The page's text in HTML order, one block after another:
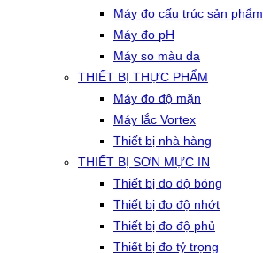
Máy đo cấu trúc sản phẩm
Máy đo pH
Máy so màu da
THIẾT BỊ THỰC PHẨM
Máy đo độ mặn
Máy lắc Vortex
Thiết bị nhà hàng
THIẾT BỊ SƠN MỰC IN
Thiết bị đo độ bóng
Thiết bị đo độ nhớt
Thiết bị đo độ phủ
Thiết bị đo tỷ trọng